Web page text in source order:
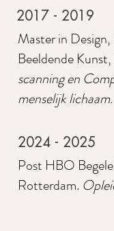
2017 - 2019
Master in
Beeldende
scanning en
menselijk lichaam.
2024 - 2025
Post HBO
Rotterdam.